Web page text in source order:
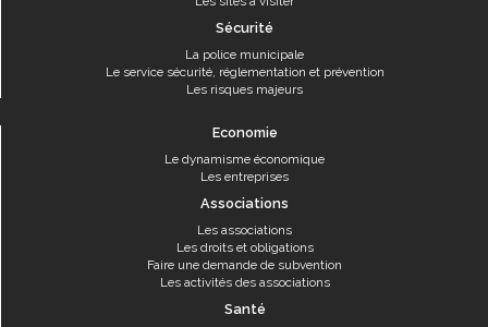
Sécurité
La police municipale
Le service sécurité, réglementation et prévention
Les risques majeurs
Economie
Le dynamisme économique
Les entreprises
Associations
Les associations
Les droits et obligations
Faire une demande de subvention
Les activités des associations
Santé